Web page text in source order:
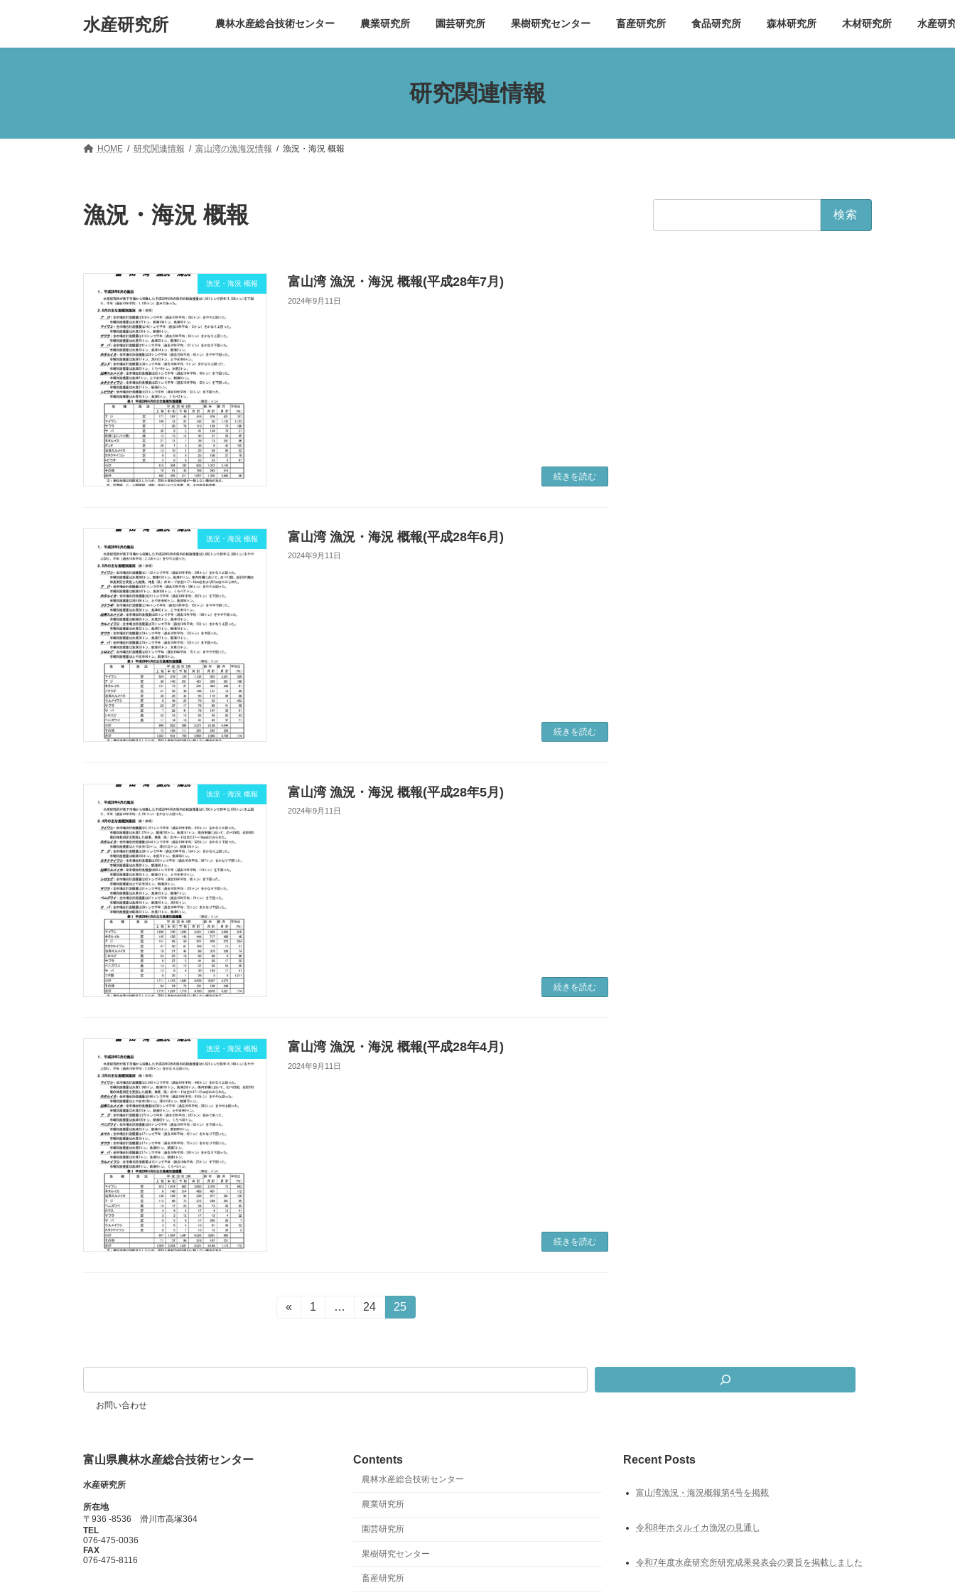
ン
プ
ー
動
水産研究所 農林水産総合技術センター 農業研究所 園芸研究所 果樹研究センター 畜産研究所 食品研究所 森林研究所 木材研究所 水産研
研究関連情報
HOME 研究関連情報 富山湾の漁海況情報 漁況・海況 概報
漁況・海況 概報
漁況・海況 概報 富山湾 漁況・海況 概報(平成28年7月)
2024年9月11日
続きを読む
漁況・海況 概報 富山湾 漁況・海況 概報(平成28年6月)
2024年9月11日
続きを読む
漁況・海況 概報 富山湾 漁況・海況 概報(平成28年5月)
2024年9月11日
続きを読む
漁況・海況 概報 富山湾 漁況・海況 概報(平成28年4月)
2024年9月11日
続きを読む
の
ペ
ジ
送
り
«
固
ジ
1 …
固
ジ
24
固
定
ジ
25
お問い合わせ
富山県農林水産総合技術センター
水産研究所
所在地
〒936 -8536 滑川市高塚364
TEL
076-475-0036
FAX
076-475-8116
Contents
農林水産総合技術センター
農業研究所
園芸研究所
果樹研究センター
畜産研究所
Recent Posts
富山湾漁況・海況概報第4号を掲載
令和8年ホタルイカ漁況の見通し
令和7年度水産研究所研究成果発表会の要旨を掲載しました